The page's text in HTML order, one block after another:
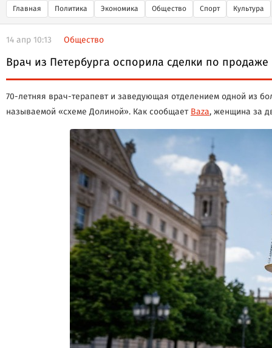
Главная Политика Экономика Общество Спорт Культура
14 апр 10:13 Общество
Врач из Петербурга оспорила сделки по
70-летняя врач-терапевт и заведующая отделением одной из
называемой «схеме Долиной». Как сообщаетBaza, женщина за